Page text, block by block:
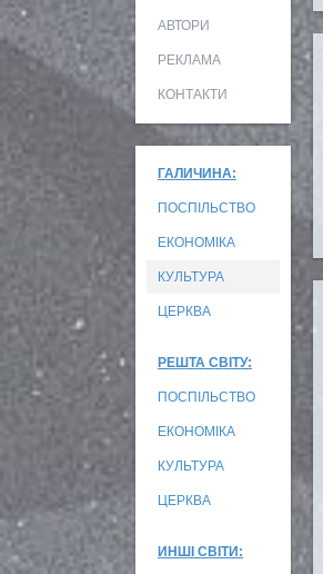
АВТОРИ
РЕКЛАМА
КОНТАКТИ
ГАЛИЧИНА:
ПОСПІЛЬСТВО
ЕКОНОМІКА
КУЛЬТУРА
ЦЕРКВА
РЕШТА СВІТУ:
ПОСПІЛЬСТВО
ЕКОНОМІКА
КУЛЬТУРА
ЦЕРКВА
ИНШІ СВІТИ: